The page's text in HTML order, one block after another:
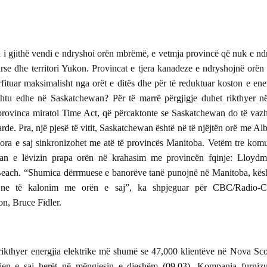
gjithë vendi e ndryshoi orën mbrëmë, e vetmja provincë që nuk e
dhe territori Yukon. Provincat e tjera kanadeze e ndryshojnë
maksimalisht nga orët e ditës dhe për të reduktuar koston e
edhe në Saskatchewan? Për të marrë përgjigje duhet rikthyer
miratoi Time Act, që përcaktonte se Saskatchewan do të
Pra, një pjesë të vitit, Saskatchewan është në të njëjtën orë me
e saj sinkronizohet me atë të provincës Manitoba. Vetëm tre
e lëvizin prapa orën në krahasim me provincën fqinje:
“Shumica dërrmuese e banorëve tanë punojnë në Manitoba,
të kalonim me orën e saj”, ka shpjeguar për CBC/Radio-
Bruce Fidler.
energjia elektrike më shumë se 47,000 klientëve në Nova
Imigracioni:
Konservatorët thyejnë
tabutë - Nga Mario
Dumont
Kanada
SHBA ndëshkon një
gjyqtare kanadeze
Gjykatës Penale
Ndërkombëtare